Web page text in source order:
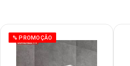
% PROMOÇÃO